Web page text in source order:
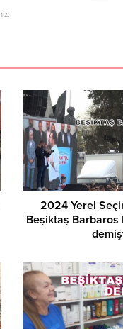
2024 Yerel
Beşiktaş Barbaros
Asuman